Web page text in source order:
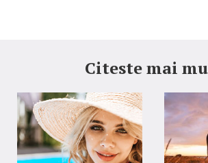
Citeste mai